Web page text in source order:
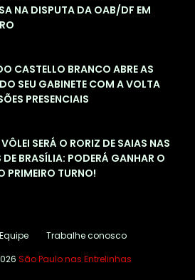
NA DISPUTA DA OAB/DF EM
CASTELLO BRANCO ABRE AS
SEU GABINETE COM A VOLTA
PRESENCIAIS
SERÁ O RORIZ DE SAIAS NAS
DE BRASÍLIA: PODERÁ GANHAR O
PRIMEIRO TURNO!
Equipe
Trabalhe conosco
São Paulo nas Entrelinhas